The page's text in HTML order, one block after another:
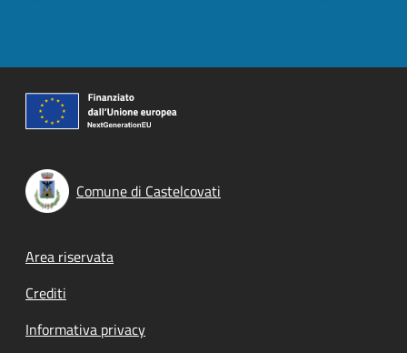
Comune di Castelcovati
Footer menu
Area riservata
Crediti
Informativa privacy